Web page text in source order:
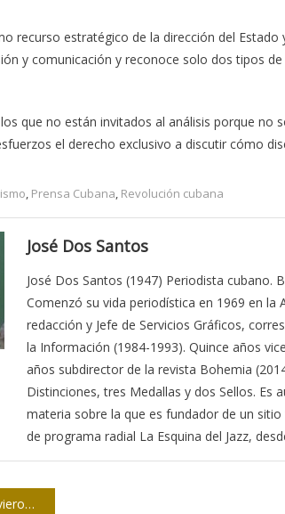
recurso estratégico de la dirección del
y comunicación y reconoce solo dos tipos
que no están invitados al análisis porque no
el derecho exclusivo a discutir cómo
, Prensa Cubana, Revolución cubana
José Dos Santos
José Dos Santos (1947) Periodista cubano.
Comenzó su vida periodística en 1969 en la
redacción y Jefe de Servicios Gráficos,
la Información (1984-1993). Quince años
años subdirector de la revista Bohemia
Distinciones, tres Medallas y dos Sellos. Es
materia sobre la que es fundador de un
de programa radial La Esquina del Jazz,
en EEUU